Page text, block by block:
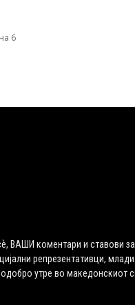
6
ВАШИ коментари и ставови за
репрезентативци,
утре во македонскиот